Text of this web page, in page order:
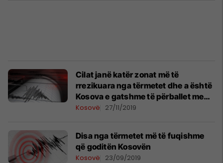
Cilat janë katër zonat më të
rrezikuara nga tërmetet dhe a është
Kosova e gatshme të përballet me
rastet e fatkeqësive natyrore?
Kosovë 27/11/2019
Disa nga tërmetet më të fuqishme
që goditën Kosovën
Kosovë 23/09/2019